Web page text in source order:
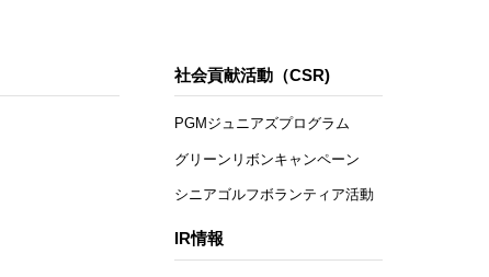
社会貢献活動（CSR)
PGMジュニアズプログラム
グリーンリボンキャンペーン
シニアゴルフボランティア活動
IR情報